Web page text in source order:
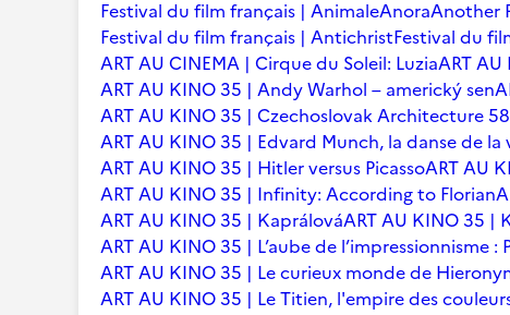
Festival du film français | AnimaleAnoraAnother
Festival du film français | AntichristFestival du
ART AU CINEMA | Cirque du Soleil: LuziaART
ART AU KINO 35 | Andy Warhol – americký sen
ART AU KINO 35 | Czechoslovak Architecture
ART AU KINO 35 | Edvard Munch, la danse de la
ART AU KINO 35 | Hitler versus PicassoART AU
ART AU KINO 35 | Infinity: According to Florian
ART AU KINO 35 | KaprálováART AU KINO 35 |
ART AU KINO 35 | L’aube de l’impressionnisme :
ART AU KINO 35 | Le curieux monde de
ART AU KINO 35 | Le Titien, l'empire des